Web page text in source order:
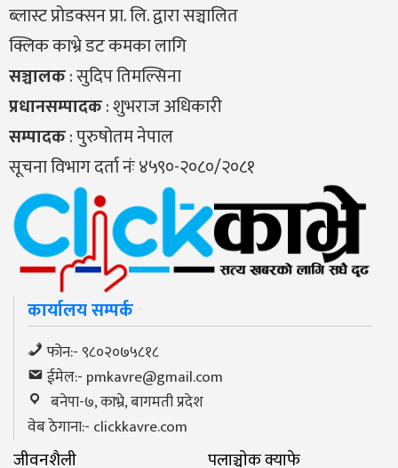
ब्लास्ट प्रोडक्सन प्रा. लि. द्वारा सञ्चालित
क्लिक काभ्रे डट कमका लागि
सञ्चालक: सुदिप तिमल्सिना
प्रधानसम्पादक: शुभराज अधिकारी
सम्पादक: पुरुषोतम नेपाल
सूचना विभाग दर्ता नंः ४५९०-२०८०/२०८१
कार्यालय सम्पर्क
फोन:- ९८०२०७५८१८
ईमेल:- pmkavre@gmail.com
बनेपा-७, काभ्रे, बागमती प्रदेश
वेब ठेगाना:- clickkavre.com
जीवनशैली पलाञ्चाेक क्याफे